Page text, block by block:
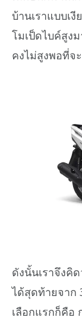
บ้านเราแบบเงี
โมเป็ดไบค์สูง
คงไม่สูงพอที่จ
ดังนั้นเราจึงคิ
ได้สุดท้ายจาก
เลือกแรกก็คือ